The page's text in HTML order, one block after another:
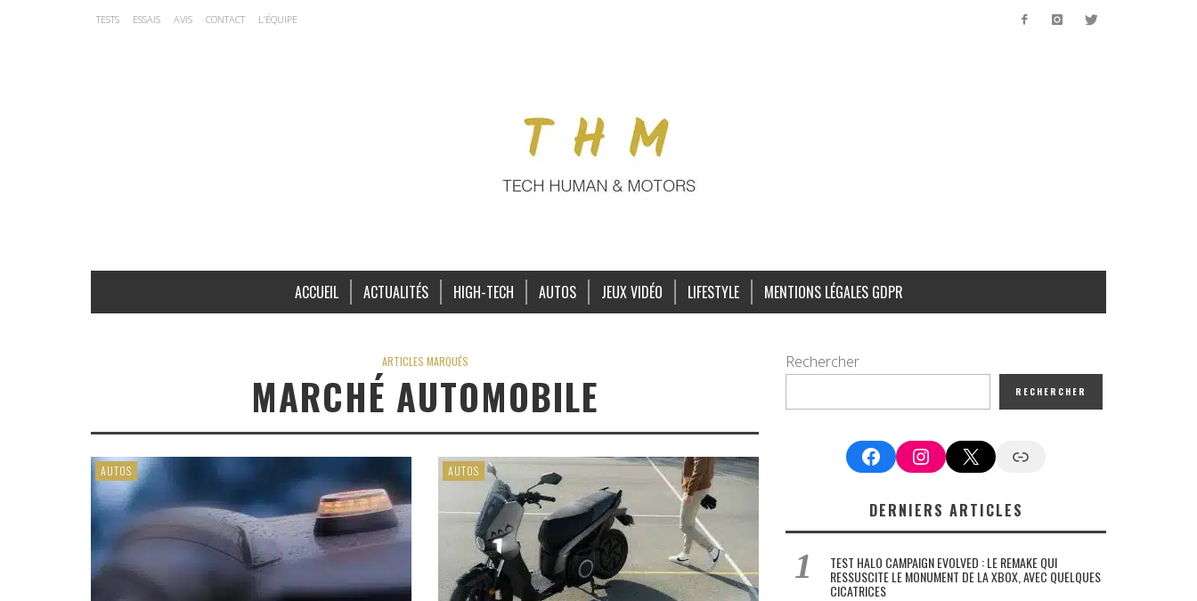
TESTS ESSAIS AVIS CONTACT L’ÉQUIPE
ACCUEIL ACTUALITÉS HIGH-TECH AUTOS JEUX VIDÉO LIFESTYLE MENTIONS LÉGALES GDPR
ARTICLES MARQUÉS
MARCHÉ AUTOMOBILE
AUTOS AUTOS
Rechercher
RECHERCHER
FacebookInstagram
X Google News
DERNIERS ARTICLES
TEST HALO CAMPAIGN EVOLVED : LE REMAKE QUI
RESSUSCITE LE MONUMENT DE LA XBOX, AVEC QUELQUES
CICATRICES